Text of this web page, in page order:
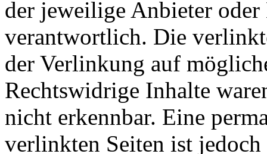
der jeweilige Anbieter oder
verantwortlich. Die
der Verlinkung auf
Rechtswidrige Inhalte
nicht erkennbar. Eine
verlinkten Seiten ist